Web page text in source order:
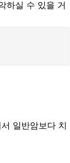
하실 수 있을 거
일반암보다 치